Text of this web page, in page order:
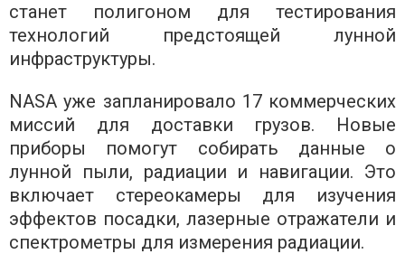
станет полигоном для тестирования
технологий предстоящей лунной
инфраструктуры.
NASA уже запланировало 17 коммерческих
миссий для доставки грузов. Новые
приборы помогут собирать данные о
лунной пыли, радиации и навигации. Это
включает стереокамеры для изучения
эффектов посадки, лазерные отражатели и
спектрометры для измерения радиации.